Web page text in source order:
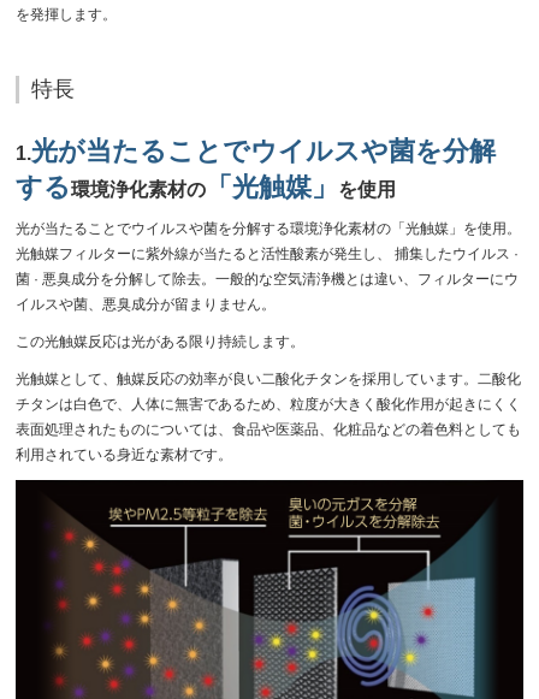
を発揮します。
特長
1.光が当たることでウイルスや菌を分解
する環境浄化素材の 「光触媒」 を使用
光が当たることでウイルスや菌を分解する環境浄化素材の「光触媒」を使用。
光触媒フィルターに紫外線が当たると活性酸素が発生し、 捕集したウイルス ·
菌 · 悪臭成分を分解して除去。一般的な空気清浄機とは違い、フィルターにウ
イルスや菌、悪臭成分が留まりません。
この光触媒反応は光がある限り持続します。
光触媒として、触媒反応の効率が良い二酸化チタンを採用しています。二酸化
チタンは白色で、人体に無害であるため、粒度が大きく酸化作用が起きにくく
表面処理されたものについては、食品や医薬品、化粧品などの着色料としても
利用されている身近な素材です。